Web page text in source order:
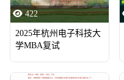
422
2025年杭州电子科技大
学MBA复试